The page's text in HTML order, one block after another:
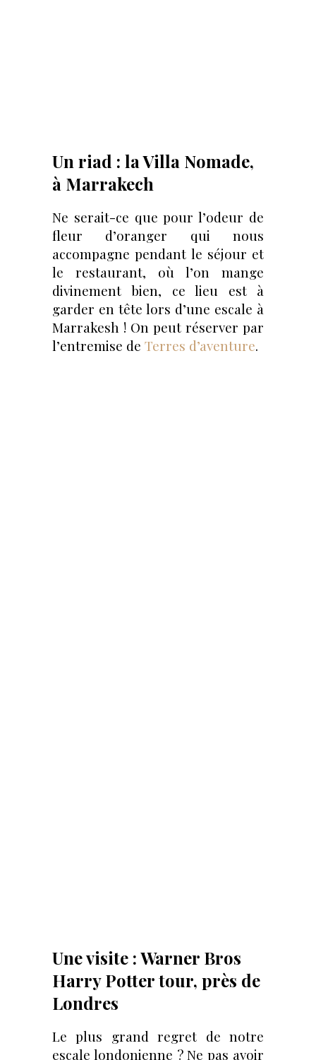
Un riad : la Villa Nomade,
à Marrakech
Ne serait-ce que pour l’odeur de
fleur d’oranger qui nous
accompagne pendant le séjour et
le restaurant, où l’on mange
divinement bien, ce lieu est à
garder en tête lors d’une escale à
Marrakesh ! On peut réserver par
l’entremise de Terres d’aventure.
Une visite : Warner Bros
Harry Potter tour, près de
Londres
Le plus grand regret de notre
escale londonienne ? Ne pas avoir